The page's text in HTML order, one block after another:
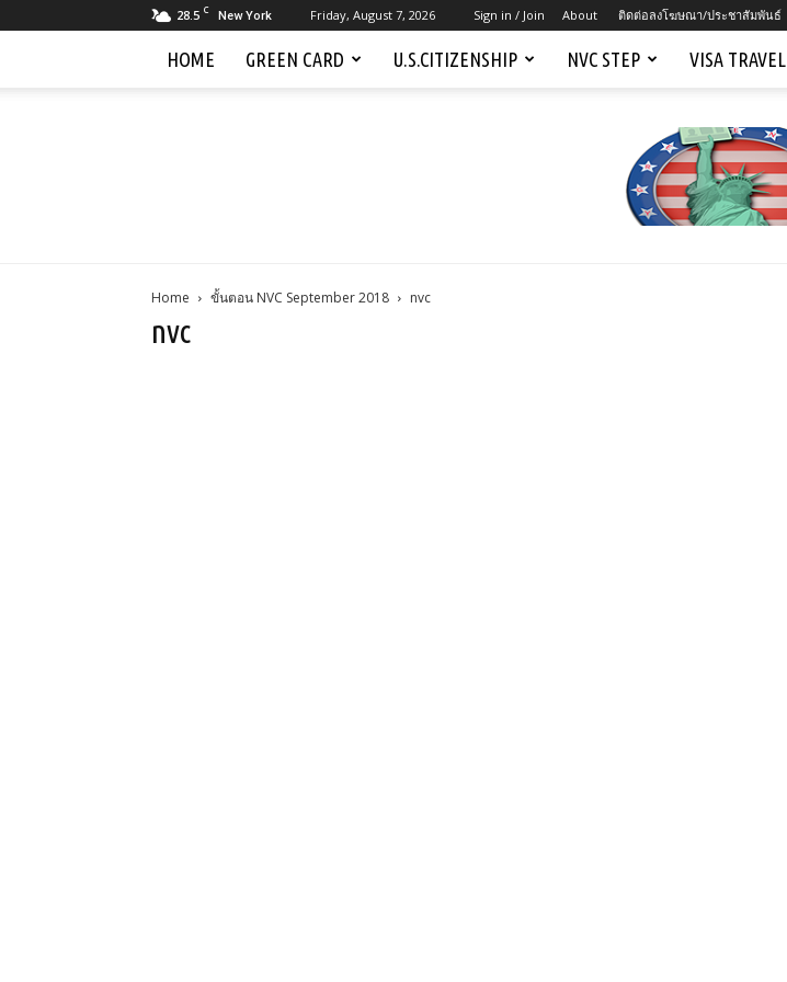
28.5 C New York Friday, August 7, 2026 Sign in / Join About ติดต่อลงโฆษณา/ประชาสัมพันธ์
HOME GREEN CARD U.S.CITIZENSHIP NVC STEP VISA TRAVEL
Home ขั้นตอน NVC September 2018 nvc
nvc